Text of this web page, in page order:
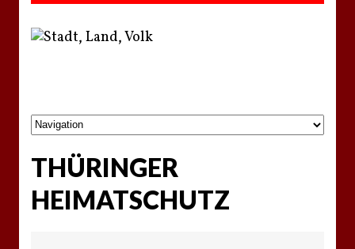
THÜRINGER
HEIMATSCHUTZ